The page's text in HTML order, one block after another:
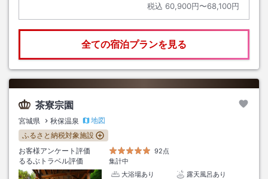
税込 60,900円〜68,100円
全ての宿泊プランを見る
茶寮宗園
宮城県 秋保温泉
地図
ふるさと納税対象施設
お客様アンケート評価
92点
るるぶトラベル評価
集計中
大浴場あり
露天風呂あり